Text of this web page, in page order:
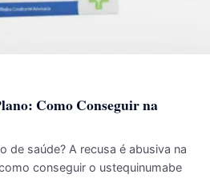
Como Conseguir na
de saúde? A recusa é abusiva na
conseguir o ustequinumabe